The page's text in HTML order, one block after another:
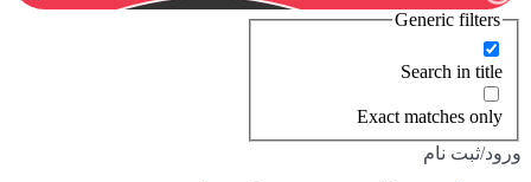
Generic filters
Search in title
Exact matches only
ورود/ثبت نام